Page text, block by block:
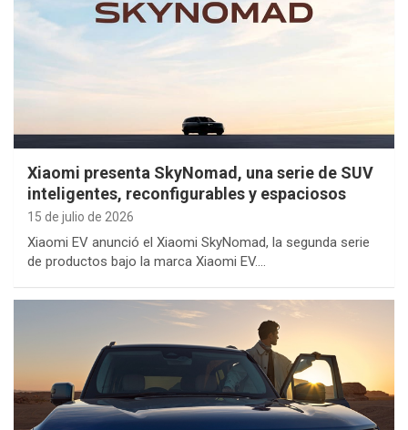
Xiaomi presenta SkyNomad, una serie de SUV
inteligentes, reconfigurables y espaciosos
15 de julio de 2026
Xiaomi EV anunció el Xiaomi SkyNomad, la segunda serie
de productos bajo la marca Xiaomi EV.…